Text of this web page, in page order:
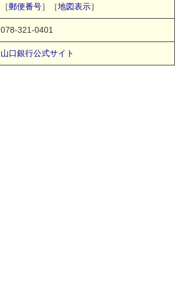
［郵便番号］［地図表示］
078-321-0401
山口銀行公式サイト